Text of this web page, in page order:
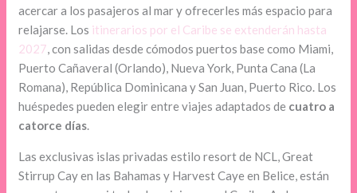
acercar a los pasajeros al mar y ofrecerles más espacio para
relajarse. Los itinerarios por el Caribe se extenderán hasta
2027, con salidas desde cómodos puertos base como Miami,
Puerto Cañaveral (Orlando), Nueva York, Punta Cana (La
Romana), República Dominicana y San Juan, Puerto Rico. Los
huéspedes pueden elegir entre viajes adaptados de cuatro a
catorce días.
Las exclusivas islas privadas estilo resort de NCL, Great
Stirrup Cay en las Bahamas y Harvest Caye en Belice, están